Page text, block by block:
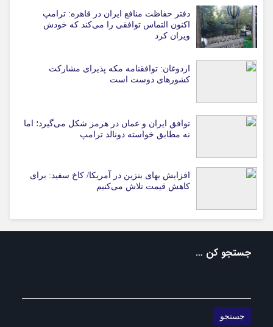
دفتر حفاظت منافع ایران در قاهره: ترامپ
اکنون التماس توافقی را می‌کند که خودش
ویران کرد
اردوغان: توافقنامه مکه پذیرای مشارکت
کشورهای دوست است
توافق ایران و عمان در هرمز شکل می‌گیرد؛ اما
نه مطابق خواسته دونالد ترامپ
افزایش بهای بنزین در آمریکا/ کاخ سفید: برای
کاهش قیمت تلاش می‌کنیم
جستجو کن …